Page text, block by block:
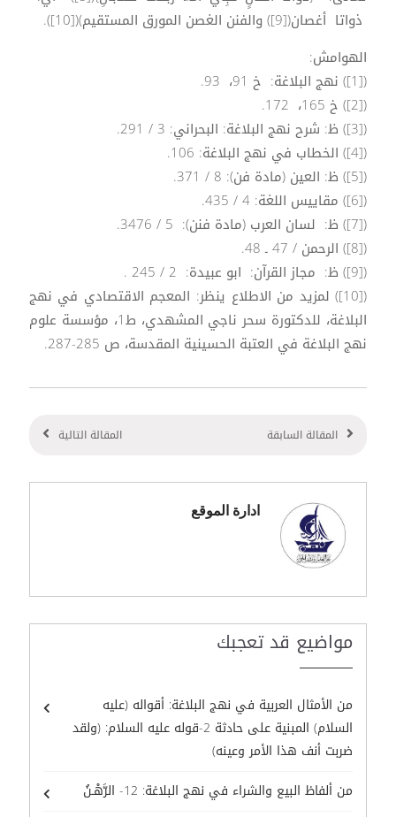
ذواتا أغصان([9]) والفنن الغصن المورق المستقيم)([10]).
الهوامش:
([1]) نهج البلاغة: خ 91، 93.
([2]) خ 165، 172.
([3]) ظ: شرح نهج البلاغة: البحراني: 3 / 291.
([4]) الخطاب في نهج البلاغة: 106.
([5]) ظ: العين (مادة فن): 8 / 371.
([6]) مقاييس اللغة: 4 / 435.
([7]) ظ: لسان العرب (مادة فنن): 5 / 3476.
([8]) الرحمن / 47 ـ 48.
([9]) ظ: مجاز القرآن: ابو عبيدة: 2 / 245 .
([10]) لمزيد من الاطلاع ينظر: المعجم الاقتصادي في نهج
البلاغة، للدكتورة سحر ناجي المشهدي، ط1، مؤسسة علوم
نهج البلاغة في العتبة الحسينية المقدسة، ص 285-287.
المقالة السابقة المقالة التالية
ادارة الموقع
مواضيع قد تعجبك
من الأمثال العربية في نهج البلاغة: أقواله (عليه
السلام) المبنية على حادثة 2-قوله عليه السلام: (ولقد
ضربت أنف هذا الأمر وعينه)
من ألفاظ البيع والشراء في نهج البلاغة: 12- الرَّهْـنُ